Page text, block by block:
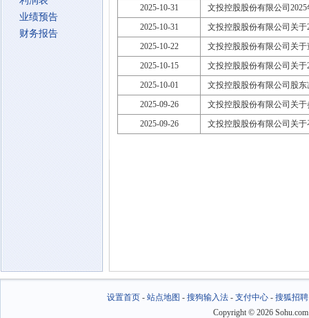
业绩预告
财务报告
2025-10-31
文投控股股份有限公司
2025-10-31
文投控股股份有限公司关
2025-10-22
文投控股股份有限公司关
2025-10-15
文投控股股份有限公司关
2025-10-01
文投控股股份有限公司股
2025-09-26
文投控股股份有限公司关
2025-09-26
文投控股股份有限公司关
设置首页- 站点地图 - 搜狗输入法- 支付中心- 搜狐招聘
Copyright © 2026